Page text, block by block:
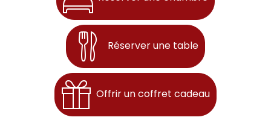
Réserver une table
Offrir un coffret cadeau